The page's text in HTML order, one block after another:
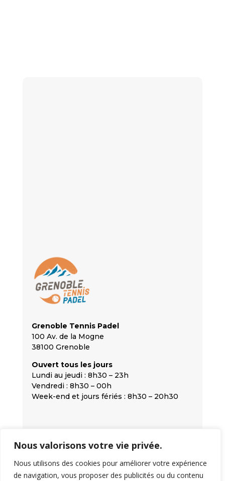
Nous valorisons votre vie privée.
Nous utilisons des cookies pour améliorer votre expérience
de navigation, vous proposer des publicités ou du contenu
Grenoble Tennis Padel
100 Av. de la Mogne
38100 Grenoble
Ouvert tous les jours
Lundi au jeudi : 8h30 – 23h
Vendredi : 8h30 – 00h
Week-end et jours fériés : 8h30 – 20h30